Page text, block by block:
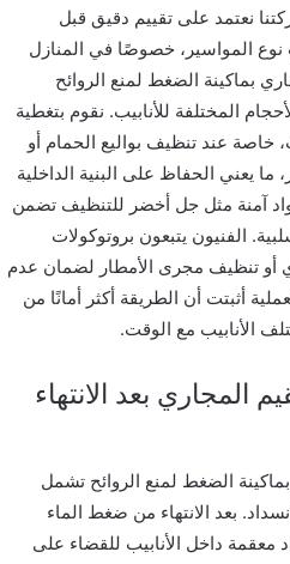
نعتمد على تقييم دقيق قبل
المواسير، خصوصًا في المنازل
بماكينة الضغط لمنع الروائح
المختلفة للأنابيب. نقوم بتغطية
خاصة عند تنظيف بواليع الحمام أو
ما يعني الحفاظ على البنية الداخلية
آمنة مثل جل أخضر للتنظيف تضمن
الفنيون يتبعون بروتوكولات
أو تنظيف مجرى الأمطار لضمان عدم
أثبتت أن الطريقة أكثر أمانًا من
الأنابيب مع الوقت.
المجاري بعد الانتهاء
الضغط لمنع الروائح تشمل
بعد الانتهاء من ضغط الماء
معقمة داخل الأنابيب للقضاء على